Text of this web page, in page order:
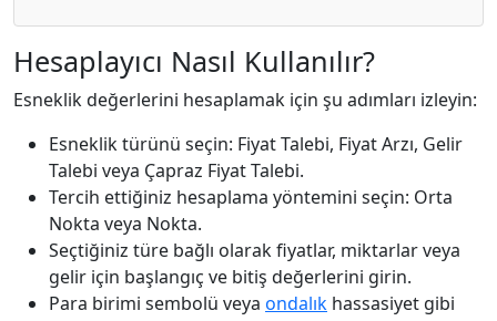
Hesaplayıcı Nasıl Kullanılır?
Esneklik değerlerini hesaplamak için şu adımları izleyin:
Esneklik türünü seçin: Fiyat Talebi, Fiyat Arzı, Gelir
Talebi veya Çapraz Fiyat Talebi.
Tercih ettiğiniz hesaplama yöntemini seçin: Orta
Nokta veya Nokta.
Seçtiğiniz türe bağlı olarak fiyatlar, miktarlar veya
gelir için başlangıç ve bitiş değerlerini girin.
Para birimi sembolü veya ondalık hassasiyet gibi